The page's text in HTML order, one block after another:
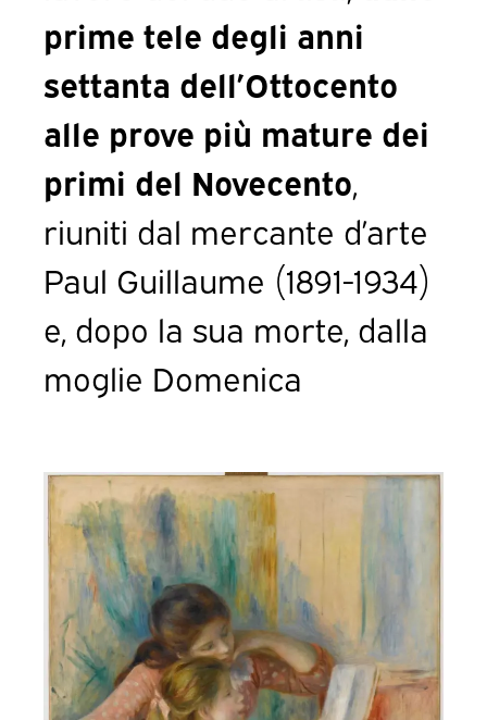
prime tele degli anni
settanta dell’Ottocento
alle prove più mature dei
primi del Novecento,
riuniti dal mercante d’arte
Paul Guillaume (1891-1934)
e, dopo la sua morte, dalla
moglie Domenica